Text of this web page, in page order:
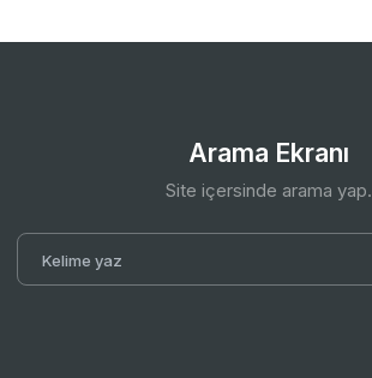
Arama Ekranı
Site içersinde arama yap.